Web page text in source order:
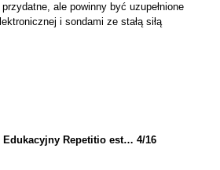
ale powinny być uzupełnione
i sondami ze stałą siłą
Repetitio est… 4/16